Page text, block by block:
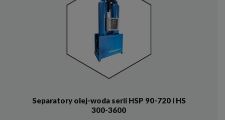
Separatory olej-woda serii HSP 90-720 i HS
300-3600